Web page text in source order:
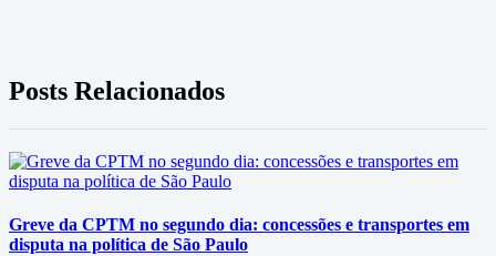
Posts Relacionados
Greve da CPTM no segundo dia: concessões e transportes em
disputa na política de São Paulo